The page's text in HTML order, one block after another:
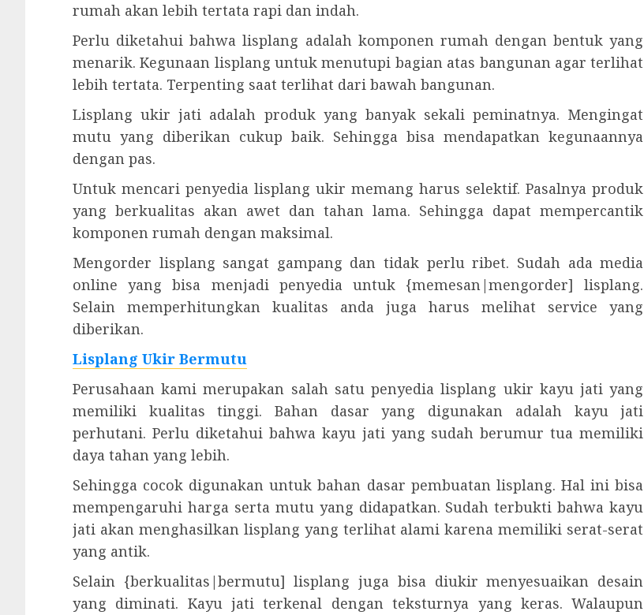
rumah akan lebih tertata rapi dan indah.
Perlu diketahui bahwa lisplang adalah komponen rumah dengan bentuk yang
menarik. Kegunaan lisplang untuk menutupi bagian atas bangunan agar terlihat
lebih tertata. Terpenting saat terlihat dari bawah bangunan.
Lisplang ukir jati adalah produk yang banyak sekali peminatnya. Mengingat
mutu yang diberikan cukup baik. Sehingga bisa mendapatkan kegunaannya
dengan pas.
Untuk mencari penyedia lisplang ukir memang harus selektif. Pasalnya produk
yang berkualitas akan awet dan tahan lama. Sehingga dapat mempercantik
komponen rumah dengan maksimal.
Mengorder lisplang sangat gampang dan tidak perlu ribet. Sudah ada media
online yang bisa menjadi penyedia untuk {memesan|mengorder] lisplang.
Selain memperhitungkan kualitas anda juga harus melihat service yang
diberikan.
Lisplang Ukir Bermutu
Perusahaan kami merupakan salah satu penyedia lisplang ukir kayu jati yang
memiliki kualitas tinggi. Bahan dasar yang digunakan adalah kayu jati
perhutani. Perlu diketahui bahwa kayu jati yang sudah berumur tua memiliki
daya tahan yang lebih.
Sehingga cocok digunakan untuk bahan dasar pembuatan lisplang. Hal ini bisa
mempengaruhi harga serta mutu yang didapatkan. Sudah terbukti bahwa kayu
jati akan menghasilkan lisplang yang terlihat alami karena memiliki serat-serat
yang antik.
Selain {berkualitas|bermutu] lisplang juga bisa diukir menyesuaikan desain
yang diminati. Kayu jati terkenal dengan teksturnya yang keras. Walaupun